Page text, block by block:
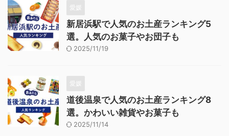
愛媛
新居浜駅で人気のお土産ランキング5
選。人気のお菓子やお団子も
2025/11/19
愛媛
道後温泉で人気のお土産ランキング8
選。かわいい雑貨やお菓子も
2025/11/14